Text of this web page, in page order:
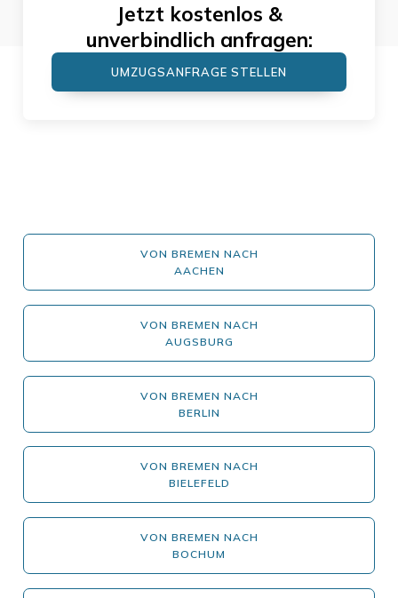
Jetzt kostenlos &
unverbindlich anfragen:
UMZUGSANFRAGE STELLEN
VON BREMEN NACH
AACHEN
VON BREMEN NACH
AUGSBURG
VON BREMEN NACH
BERLIN
VON BREMEN NACH
BIELEFELD
VON BREMEN NACH
BOCHUM